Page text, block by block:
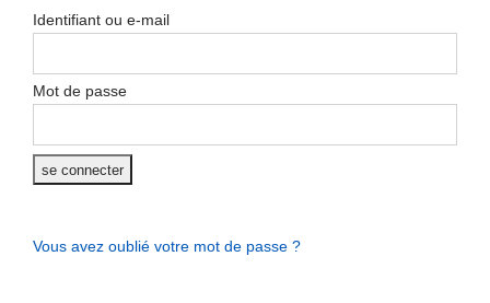
Identifiant ou e-mail
Mot de passe
Vous avez oublié votre mot de passe ?